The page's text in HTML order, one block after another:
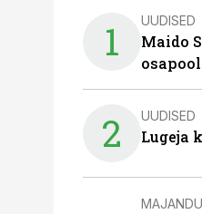
1 UUDISED
Maido
2 UUDISED
Lugeja